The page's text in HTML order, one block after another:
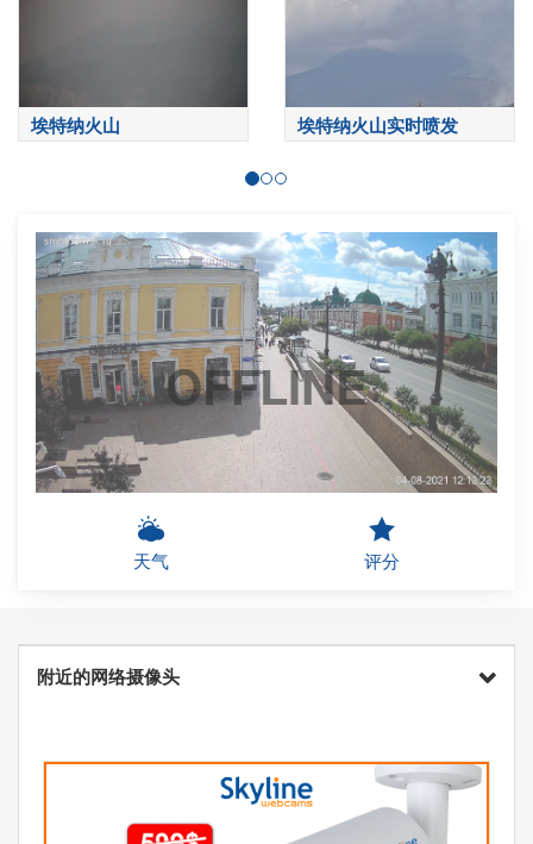
埃特纳火山 埃特纳火山实时喷发
OFFLINE
天气 评分
附近的网络摄像头